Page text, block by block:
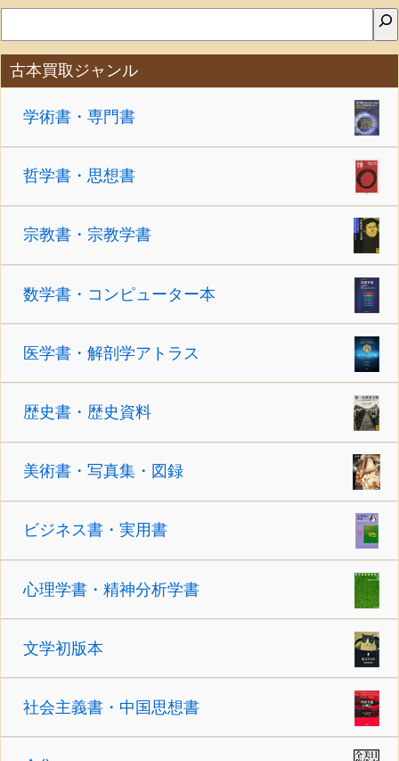
古本買取ジャンル
学術書・専門書
哲学書・思想書
宗教書・宗教学書
数学書・コンピューター本
医学書・解剖学アトラス
歴史書・歴史資料
美術書・写真集・図録
ビジネス書・実用書
心理学書・精神分析学書
文学初版本
社会主義書・中国思想書